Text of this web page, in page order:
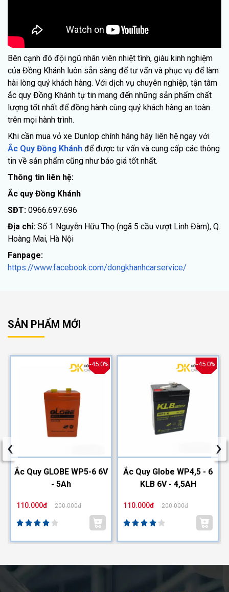
Bên cạnh đó đội ngũ nhân viên nhiệt tình, giàu kinh nghiệm
của Đồng Khánh luôn sẵn sàng để tư vấn và phục vụ để làm
hài lòng quý khách hàng. Với dịch vụ chuyên nghiệp, tận tâm
ắc quy Đồng Khánh tự tin mang đến những sản phẩm chất
lượng tốt nhất để đồng hành cùng quý khách hàng an toàn
trên mọi hành trình.
Khi cần mua vỏ xe Dunlop chính hãng hãy liên hệ ngay với
Ắc Quy Đồng Khánh để được tư vấn và cung cấp các thông
tin về sản phẩm cũng như báo giá tốt nhất.
Thông tin liên hệ:
Ắc quy Đồng Khánh
SĐT: 0966.697.696
Địa chỉ: Số 1 Nguyễn Hữu Thọ (ngã 5 cầu vượt Linh Đàm), Q.
Hoàng Mai, Hà Nội
Fanpage:
https://www.facebook.com/dongkhanhcarservice/
SẢN PHẨM MỚI
-45.0%
Ắc Quy GLOBE WP5-6 6V
- 5Ah
110.000đ 200.000đ
-45.0%
Ắc Quy Globe WP4,5 - 6
KLB 6V - 4,5AH
110.000đ 200.000đ
‹ ›